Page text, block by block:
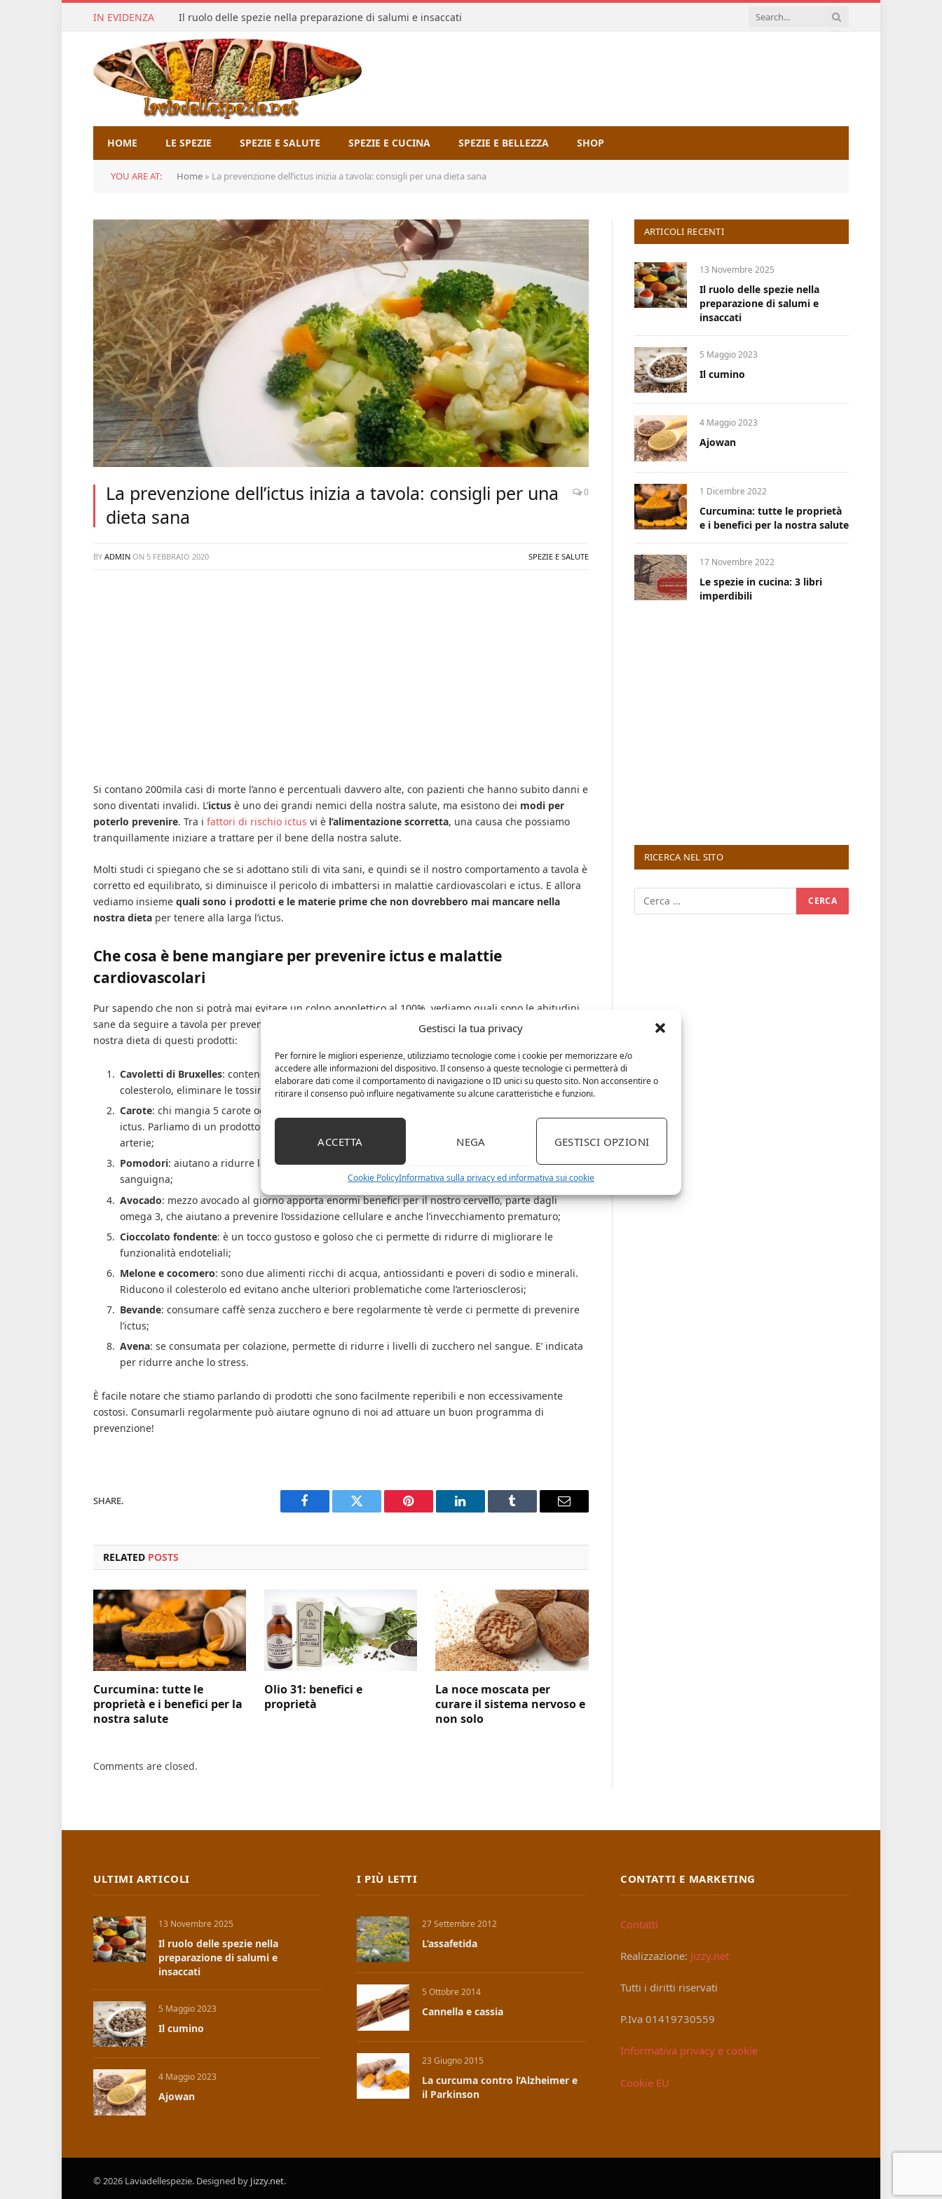
Gestisci la tua privacy
Per fornire le migliori esperienze, utilizziamo tecnologie come i cookie per memorizzare e/o
accedere alle informazioni del dispositivo. Il consenso a queste tecnologie ci permetterà di
elaborare dati come il comportamento di navigazione o ID unici su questo sito. Non acconsentire o
ritirare il consenso può influire negativamente su alcune caratteristiche e funzioni.
ACCETTA NEGA GESTISCI OPZIONI
Cookie PolicyInformativa sulla privacy ed informativa sui cookie
IN EVIDENZA Il ruolo delle spezie nella preparazione di salumi e insaccati
HOME LE SPEZIE SPEZIE E SALUTE SPEZIE E CUCINA SPEZIE E BELLEZZA SHOP
YOU ARE AT: Home » La prevenzione dell’ictus inizia a tavola: consigli per una dieta sana
La prevenzione dell’ictus inizia a tavola: consigli per una
dieta sana
0
BY ADMIN ON 5 FEBBRAIO 2020 SPEZIE E SALUTE
Si contano 200mila casi di morte l’anno e percentuali davvero alte, con pazienti che hanno subito danni e
sono diventati invalidi. L’ictus è uno dei grandi nemici della nostra salute, ma esistono dei modi per
poterlo prevenire. Tra i fattori di rischio ictus vi è l’alimentazione scorretta, una causa che possiamo
tranquillamente iniziare a trattare per il bene della nostra salute.
Molti studi ci spiegano che se si adottano stili di vita sani, e quindi se il nostro comportamento a tavola è
corretto ed equilibrato, si diminuisce il pericolo di imbattersi in malattie cardiovascolari e ictus. E allora
vediamo insieme quali sono i prodotti e le materie prime che non dovrebbero mai mancare nella
nostra dieta per tenere alla larga l’ictus.
Che cosa è bene mangiare per prevenire ictus e malattie
cardiovascolari
Pur sapendo che non si potrà mai evitare un colpo apoplettico al 100%, vediamo quali sono le abitudini
sane da seguire a tavola per prevenire (almeno del 30%) l’ictus. Un aiuto arriva dall’introduzione nella
nostra dieta di questi prodotti:
Cavoletti di Bruxelles: contengono potassio e acido folico, che sono importanti per evitare il
colesterolo, eliminare le tossine e impedire l’accumulo di grassi nelle arterie;
Carote: chi mangia 5 carote ogni settimana riuscirebbe a ridurre del 50% il rischio di soffrire di
ictus. Parliamo di un prodotto ricco di antiossidanti, che aiuta a evitare i coaguli del sangue nelle
arterie;
Pomodori: aiutano a ridurre la pressione arteriosa e hanno la capacità di facilitare la circolazione
sanguigna;
Avocado: mezzo avocado al giorno apporta enormi benefici per il nostro cervello, parte dagli
omega 3, che aiutano a prevenire l’ossidazione cellulare e anche l’invecchiamento prematuro;
Cioccolato fondente: è un tocco gustoso e goloso che ci permette di ridurre di migliorare le
funzionalità endoteliali;
Melone e cocomero: sono due alimenti ricchi di acqua, antiossidanti e poveri di sodio e minerali.
Riducono il colesterolo ed evitano anche ulteriori problematiche come l’arteriosclerosi;
Bevande: consumare caffè senza zucchero e bere regolarmente tè verde ci permette di prevenire
l’ictus;
Avena: se consumata per colazione, permette di ridurre i livelli di zucchero nel sangue. E’ indicata
per ridurre anche lo stress.
È facile notare che stiamo parlando di prodotti che sono facilmente reperibili e non eccessivamente
costosi. Consumarli regolarmente può aiutare ognuno di noi ad attuare un buon programma di
prevenzione!
SHARE.
Facebook Twitter Pinterest LinkedIn Tumblr Email
RELATED POSTS
Curcumina: tutte le
proprietà e i benefici per la
nostra salute
Olio 31: benefici e
proprietà
La noce moscata per
curare il sistema nervoso e
non solo
Comments are closed.
ARTICOLI RECENTI
13 Novembre 2025
Il ruolo delle spezie nella
preparazione di salumi e
insaccati
5 Maggio 2023
Il cumino
4 Maggio 2023
Ajowan
1 Dicembre 2022
Curcumina: tutte le proprietà
e i benefici per la nostra salute
17 Novembre 2022
Le spezie in cucina: 3 libri
imperdibili
RICERCA NEL SITO
ULTIMI ARTICOLI
13 Novembre 2025
Il ruolo delle spezie nella
preparazione di salumi e
insaccati
5 Maggio 2023
Il cumino
4 Maggio 2023
Ajowan
I PIÙ LETTI
27 Settembre 2012
L’assafetida
5 Ottobre 2014
Cannella e cassia
23 Giugno 2015
La curcuma contro l’Alzheimer e
il Parkinson
CONTATTI E MARKETING
Contatti
Realizzazione: Jizzy.net
Tutti i diritti riservati
P.Iva 01419730559
Informativa privacy e cookie
Cookie EU
© 2026 Laviadellespezie. Designed by Jizzy.net.